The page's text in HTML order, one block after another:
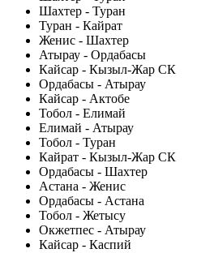
Шахтер - Туран
Туран - Кайрат
Женис - Шахтер
Атырау - Ордабасы
Кайсар - Кызыл-Жар СК
Ордабасы - Атырау
Кайсар - Актобе
Тобол - Елимай
Елимай - Атырау
Тобол - Туран
Кайрат - Кызыл-Жар СК
Ордабасы - Шахтер
Астана - Женис
Ордабасы - Астана
Тобол - Жетысу
Окжетпес - Атырау
Кайсар - Каспий